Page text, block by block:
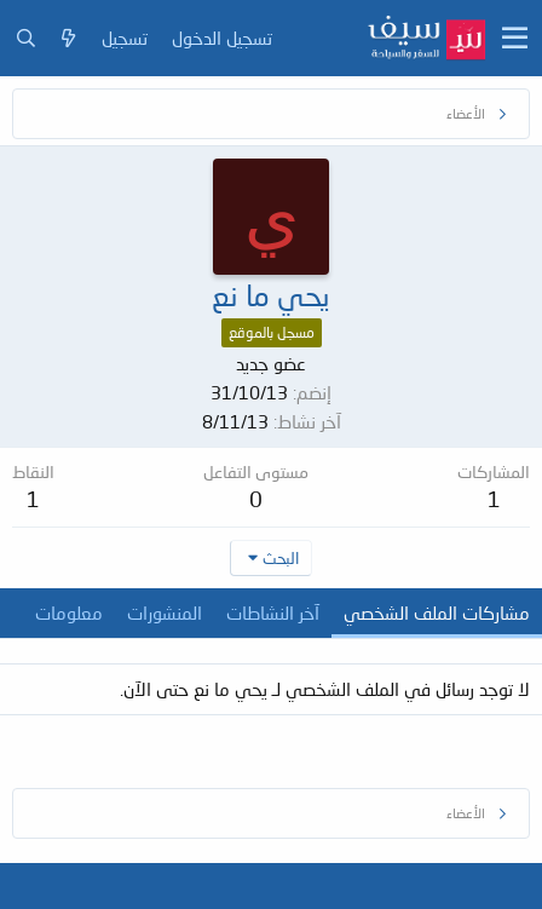
تسجيل الدخول تسجيل
الأعضاء
ي
يحي ما نع
مسجل بالموقع
عضو جديد
إنضم 31/10/13
آخر نشاط 8/11/13
المشاركات
1
مستوى التفاعل
0
النقاط
1
البحث
مشاركات الملف الشخصي آخر النشاطات المنشورات معلومات
لا توجد رسائل في الملف الشخصي لـ يحي ما نع حتى الآن.
الأعضاء